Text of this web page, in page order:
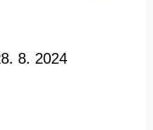
8. 2024